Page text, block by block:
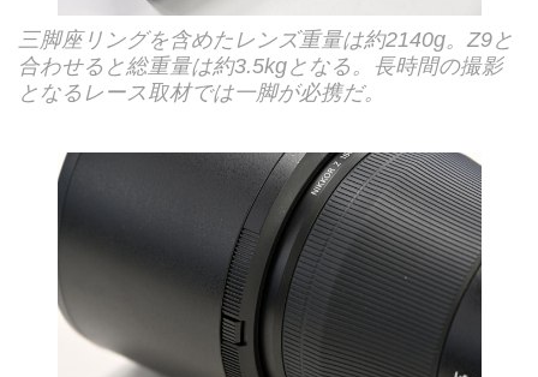
三脚座リングを含めたレンズ重量は約2140g。Z9と
合わせると総重量は約3.5kgとなる。長時間の撮影
となるレース取材では一脚が必携だ。